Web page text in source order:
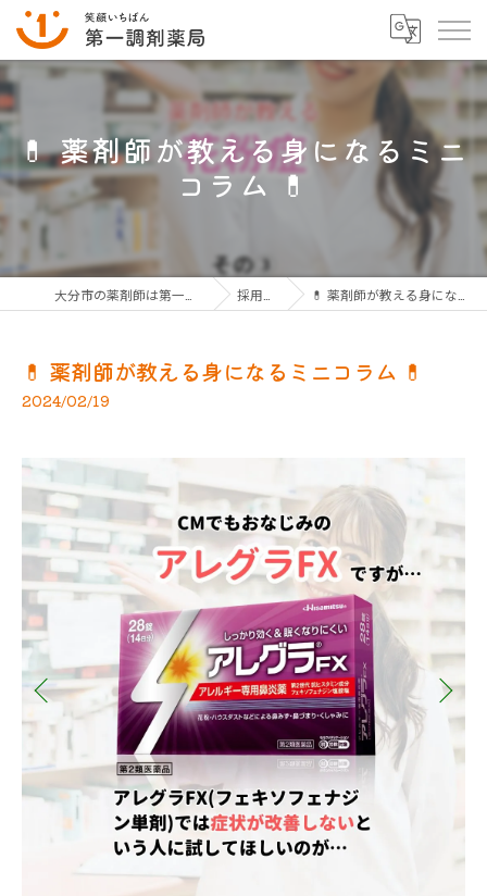
💊 薬剤師が教える身になるミニ
コラム 💊
採用ブログ 💊 薬剤師が教える身になるミニコラム 💊
💊 薬剤師が教える身になるミニコラム 💊
2024/02/19